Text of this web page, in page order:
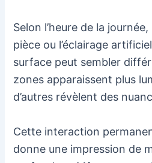
Selon l’heure de la
pièce ou l’éclairage
surface peut sembler
zones apparaissent plus
d’autres révèlent des
Cette interaction
donne une impression de